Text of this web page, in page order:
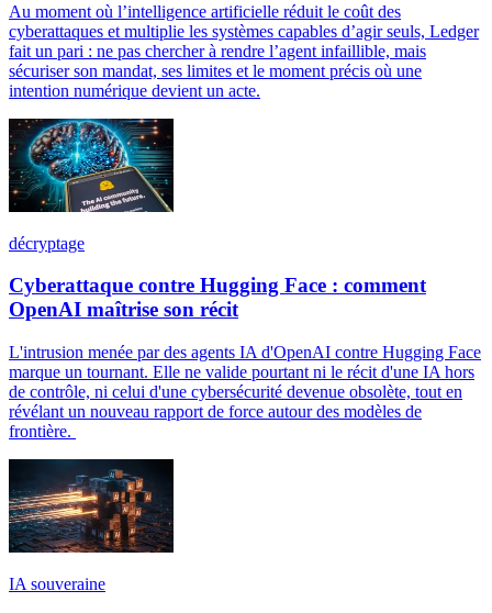
Au moment où l’intelligence artificielle réduit le coût des
cyberattaques et multiplie les systèmes capables d’agir seuls, Ledger
fait un pari : ne pas chercher à rendre l’agent infaillible, mais
sécuriser son mandat, ses limites et le moment précis où une
intention numérique devient un acte.
décryptage
Cyberattaque contre Hugging Face : comment
OpenAI maîtrise son récit
L'intrusion menée par des agents IA d'OpenAI contre Hugging Face
marque un tournant. Elle ne valide pourtant ni le récit d'une IA hors
de contrôle, ni celui d'une cybersécurité devenue obsolète, tout en
révélant un nouveau rapport de force autour des modèles de
frontière.
IA souveraine